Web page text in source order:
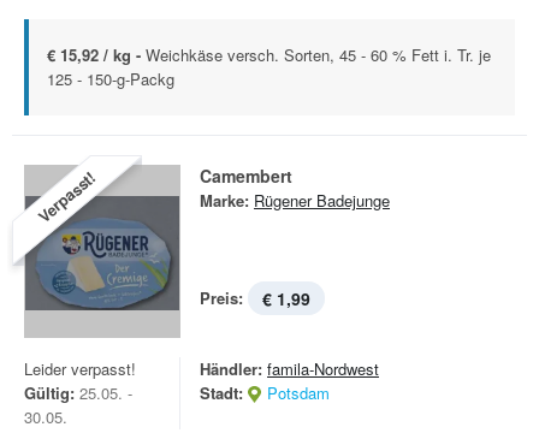
€ 15,92 / kg - Weichkäse versch. Sorten, 45 - 60 % Fett i. Tr. je
125 - 150-g-Packg
Verpasst! Camembert
Marke: Rügener Badejunge
Preis: € 1,99
Leider verpasst!
Gültig: 25.05. -
30.05.
Händler: famila-Nordwest
Stadt:
Potsdam